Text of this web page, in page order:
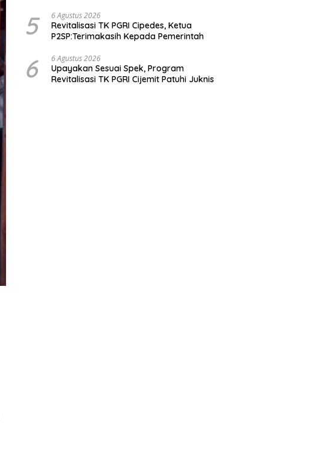
5 6 Agustus 2026
Revitalisasi TK PGRI Cipedes, Ketua
P2SP:Terimakasih Kepada Pemerintah
6 6 Agustus 2026
Upayakan Sesuai Spek, Program
Revitalisasi TK PGRI Cijemit Patuhi Juknis